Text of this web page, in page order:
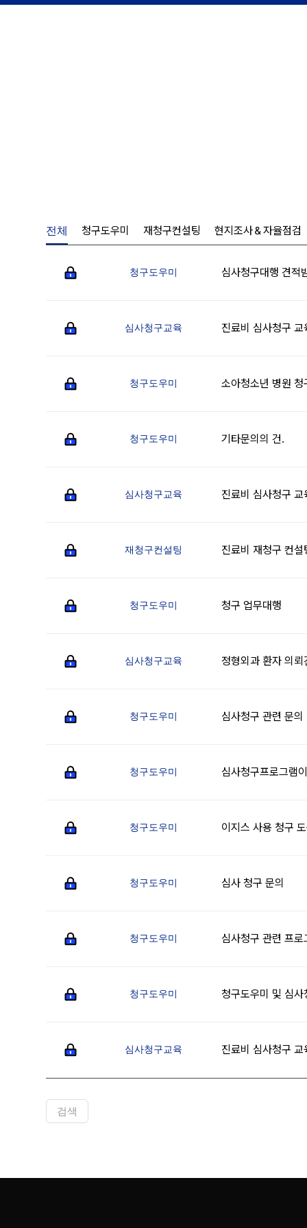
전체 청구도우미 재청구컨설팅 현지조사＆자율점검
청구도우미 심사청구대행 견적
심사청구교육 진료비 심사청구 교
청구도우미 소아청소년 병원 청
청구도우미 기타문의의 건.
심사청구교육 진료비 심사청구 교
재청구컨설팅 진료비 재청구 컨설
청구도우미 청구 업무대행
심사청구교육 정형외과 환자 의뢰
청구도우미 심사청구 관련 문의
청구도우미 심사청구프로그램
청구도우미 이지스 사용 청구
청구도우미 심사 청구 문의
청구도우미 심사청구 관련 프로
청구도우미 청구도우미 및 심사
심사청구교육 진료비 심사청구 교
검색